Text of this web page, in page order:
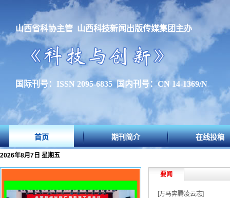
山西省科协主管 山西科技新闻出版传媒集团主办
国际刊号：ISSN 2095-6835 国内刊号：CN 14-1369/N
首页 期刊简介 在线投稿
2026年8月7日 星期五
要闻
[万马奔腾凌云志]